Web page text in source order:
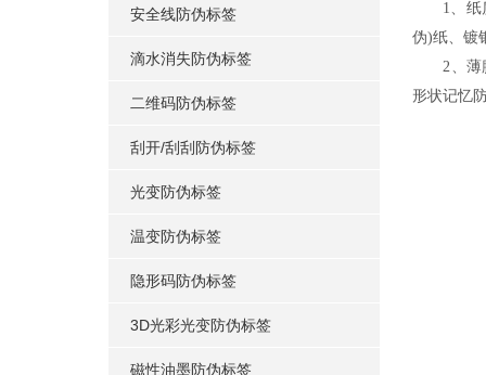
安全线防伪标签
滴水消失防伪标签
二维码防伪标签
刮开/刮刮防伪标签
光变防伪标签
温变防伪标签
隐形码防伪标签
3D光彩光变防伪标签
磁性油墨防伪标签
1、纸质
伪)纸、镀
2、薄膜
形状记忆